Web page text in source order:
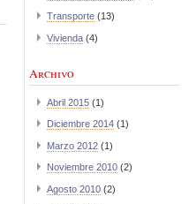
Transporte (13)
Vivienda (4)
Archivo
Abril 2015 (1)
Diciembre 2014 (1)
Marzo 2012 (1)
Noviembre 2010 (2)
Agosto 2010 (2)